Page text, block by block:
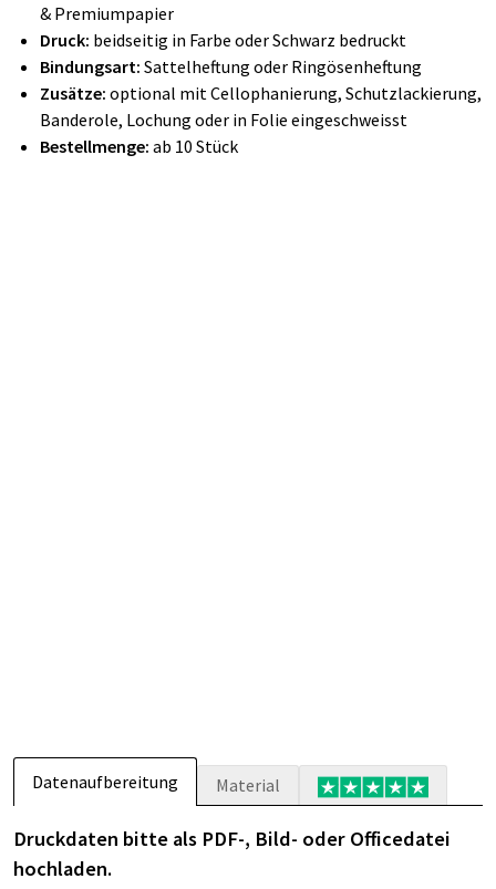
& Premiumpapier
Druck: beidseitig in Farbe oder Schwarz bedruckt
Bindungsart: Sattelheftung oder Ringösenheftung
Zusätze: optional mit Cellophanierung, Schutzlackierung,
Banderole, Lochung oder in Folie eingeschweisst
Bestellmenge: ab 10 Stück
Datenaufbereitung Material
Druckdaten bitte als PDF-, Bild- oder Officedatei
hochladen.